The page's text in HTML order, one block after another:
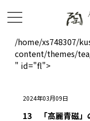
/home/xs748307/
content/themes/
" id="fl">
2024年03月09日
13 「高麗青磁」